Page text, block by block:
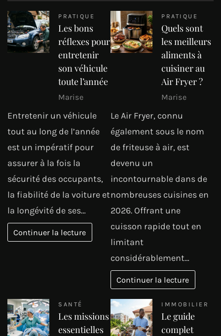
PRATIQUE
Les bons
réflexes pour
entretenir
son véhicule
toute l’année
Marise
Entretenir un véhicule
tout au long de l’année
est un impératif pour
assurer à la fois la
sécurité des occupants,
la fiabilité de la voiture et
la longévité de ses…
Continuer la lecture
PRATIQUE
Quels sont
les meilleurs
aliments à
cuisiner au
Air Fryer ?
Marise
Le Air Fryer, connu
également sous le nom
de friteuse à air, est
devenu un
incontournable dans de
nombreuses cuisines en
2026. Offrant une
cuisson rapide tout en
limitant
considérablement…
Continuer la lecture
SANTÉ
Les missions
essentielles
IMMOBILIER
Le guide
complet